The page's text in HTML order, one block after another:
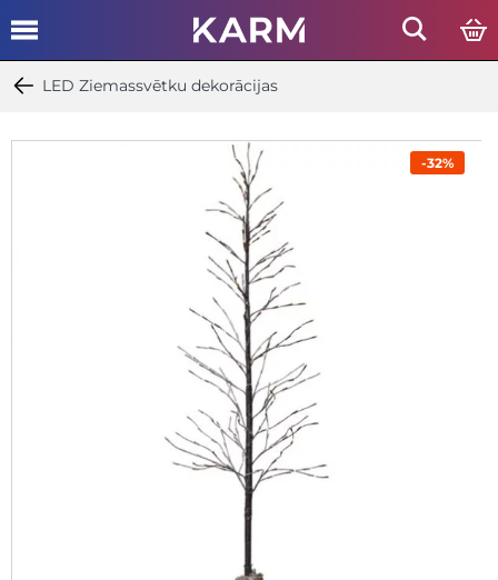
LED Ziemassvētku dekorācijas
-32%